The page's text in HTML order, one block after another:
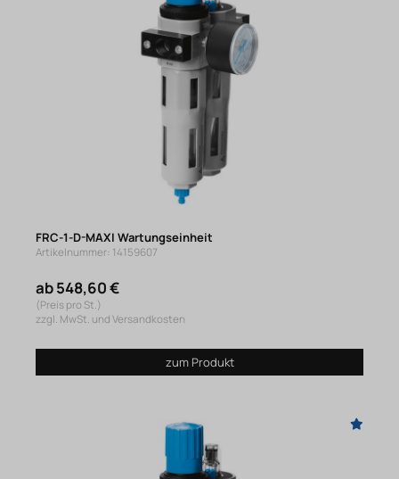
FRC-1-D-MAXI Wartungseinheit
Artikelnummer: 14159607
ab 548,60 €
(Preis pro St.)
zzgl. MwSt. und Versandkosten
zum Produkt